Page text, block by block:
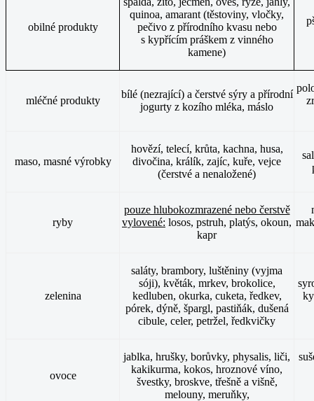
obilné produkty
quinoa, amarant (těstoviny, vločky,
pečivo z přírodního kvasu nebo
s kypřícím práškem z vinného
kamene)
mléčné produkty
bílé (nezrající) a čerstvé sýry a přírodní
jogurty z kozího mléka, máslo
maso, masné výrobky
hovězí, telecí, krůta, kachna, husa,
divočina, králík, zajíc, kuře, vejce
(čerstvé a nenaložené)
ryby
pouze hlubokozmrazené nebo čerstvě
vylovené: losos, pstruh, platýs, okoun,
kapr
zelenina
saláty, brambory, luštěniny (vyjma
sóji), květák, mrkev, brokolice,
kedluben, okurka, cuketa, ředkev,
pórek, dýně, špargl, pastiňák, dušená
cibule, celer, petržel, ředkvičky
ovoce
jablka, hrušky, borůvky, physalis, liči,
kakikurma, kokos, hroznové víno,
švestky, broskve, třešně a višně,
melouny, meruňky,